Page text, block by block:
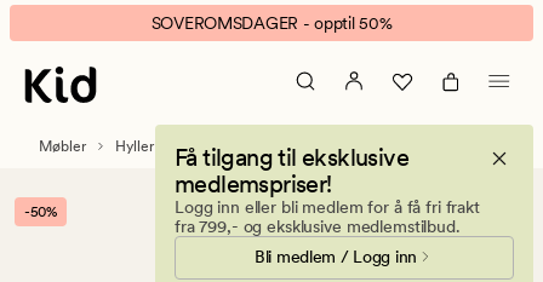
Elio
hylle
natur
banner.
Klikk
ESCAPE
pause.
SOVEROMSDAGER - opptil 50%
Få tilgang til eksklusive
medlemspriser!
Logg inn eller bli medlem for å få fri frakt
fra 799,- og eksklusive medlemstilbud.
Bli medlem / Logg inn
Møbler Hyller
-50%